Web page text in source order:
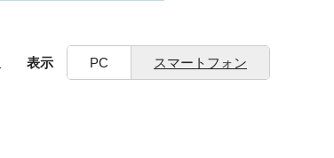
表示 PC スマートフォン